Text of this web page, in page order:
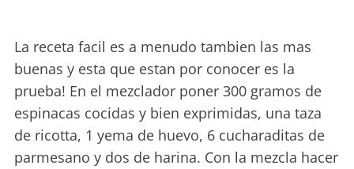
La receta facil es a menudo tambien las mas
buenas y esta que estan por conocer es la
prueba! En el mezclador poner 300 gramos de
espinacas cocidas y bien exprimidas, una taza
de ricotta, 1 yema de huevo, 6 cucharaditas de
parmesano y dos de harina. Con la mezcla hacer